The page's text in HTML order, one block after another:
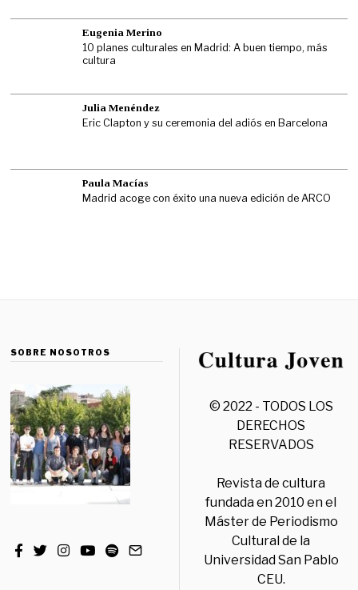
Eugenia Merino
10 planes culturales en Madrid: A buen tiempo, más
cultura
Julia Menéndez
Eric Clapton y su ceremonia del adiós en Barcelona
Paula Macías
Madrid acoge con éxito una nueva edición de ARCO
SOBRE NOSOTROS
© 2022 - TODOS LOS
DERECHOS
RESERVADOS
Revista de cultura
fundada en 2010 en el
Máster de Periodismo
Cultural de la
Universidad San Pablo
CEU.